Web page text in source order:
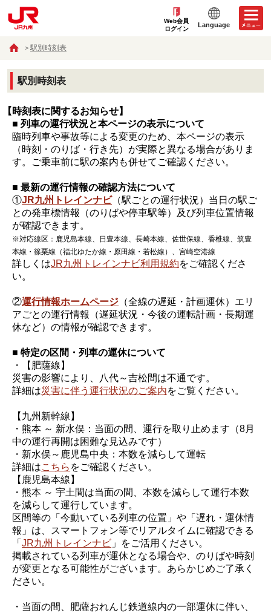
Web会員
ログイン
Language
駅別時刻表
駅別時刻表
【時刻表に関するお知らせ】
■ 列車の運行状況と本ページの表示について
臨時列車や事故等による変更のため、本ページの表示
（時刻・のりば・行き先）が実際と異なる場合がありま
す。ご乗車前に駅の案内も併せてご確認ください。
■ 最新の運行情報の確認方法について
①JR九州トレインナビ（駅ごとの運行状況）当日の駅ご
との発車標情報（のりばや停車駅等）及び列車位置情報
が確認できます。
※対応線区：鹿児島本線、日豊本線、長崎本線、佐世保線、香椎線、筑豊
本線・篠栗線（福北ゆたか線・原田線・若松線）、宮崎空港線
詳しくはJR九州トレインナビ利用規約をご確認くださ
い。
②運行情報ホームページ （全線の遅延・計画運休）エリ
アごとの運行情報（遅延状況・今後の運転計画・長期運
休など）の情報が確認できます。
■ 特定の区間・列車の運休について
・【肥薩線】
災害の影響により、八代～吉松間は不通です。
詳細は災害に伴う運行状況のご案内をご覧ください。
【九州新幹線】
・熊本 ～ 新水俣：当面の間、運行を取り止めます（8月
中の運行再開は困難な見込みです）
・新水俣～鹿児島中央：本数を減らして運転
詳細はこちら をご確認ください。
【鹿児島本線】
・熊本 ～ 宇土間は当面の間、本数を減らして運行本数
を減らして運行しています。
区間等の「今動いている列車の位置」や「遅れ・運休情
報」は、スマートフォン等でリアルタイムに確認できる
「JR九州トレインナビ 」をご活用ください。
掲載されている列車が運休となる場合や、のりばや時刻
が変更となる可能性がございます。あらかじめご了承く
ださい。
・当面の間、肥薩おれんじ鉄道線内の一部運休に伴い、